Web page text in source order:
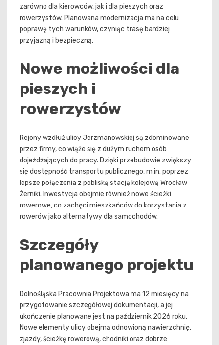
zarówno dla kierowców, jak i dla pieszych oraz
rowerzystów. Planowana modernizacja ma na celu
poprawę tych warunków, czyniąc trasę bardziej
przyjazną i bezpieczną.
Nowe możliwości dla
pieszych i
rowerzystów
Rejony wzdłuż ulicy Jerzmanowskiej są zdominowane
przez firmy, co wiąże się z dużym ruchem osób
dojeżdżających do pracy. Dzięki przebudowie zwiększy
się dostępność transportu publicznego, m.in. poprzez
lepsze połączenia z pobliską stacją kolejową Wrocław
Żerniki. Inwestycja obejmie również nowe ścieżki
rowerowe, co zachęci mieszkańców do korzystania z
rowerów jako alternatywy dla samochodów.
Szczegóły
planowanego projektu
Dolnośląska Pracownia Projektowa ma 12 miesięcy na
przygotowanie szczegółowej dokumentacji, a jej
ukończenie planowane jest na październik 2026 roku.
Nowe elementy ulicy obejmą odnowioną nawierzchnię,
zjazdy, ścieżkę rowerową, chodniki oraz dobrze